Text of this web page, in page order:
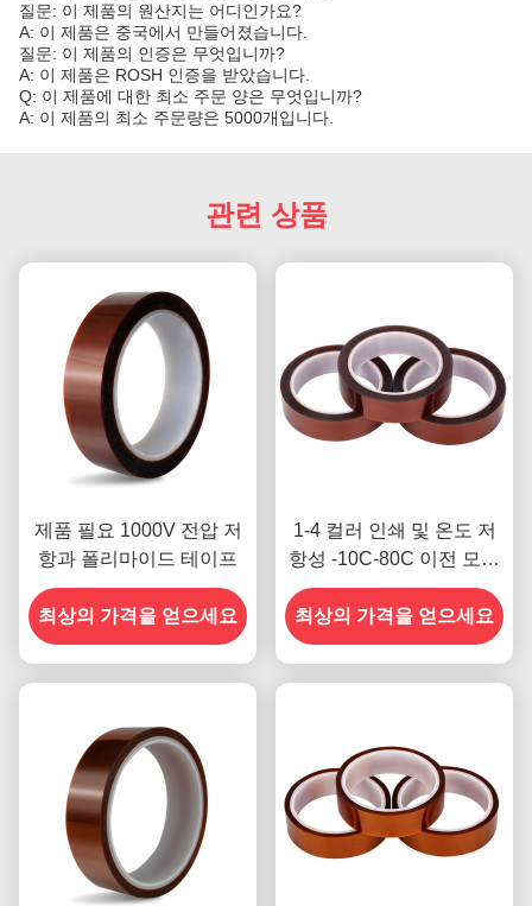
질문: 이 제품의 원산지는 어디인가요?
A: 이 제품은 중국에서 만들어졌습니다.
질문: 이 제품의 인증은 무엇입니까?
A: 이 제품은 ROSH 인증을 받았습니다.
Q: 이 제품에 대한 최소 주문 양은 무엇입니까?
A: 이 제품의 최소 주문량은 5000개입니다.
관련 상품
제품 필요 1000V 전압 저
항과 폴리마이드 테이프
최상의 가격을 얻으세요
1-4 컬러 인쇄 및 온도 저
항성 -10C-80C 이전 모델
의 신용 카드 결제 방법
최상의 가격을 얻으세요